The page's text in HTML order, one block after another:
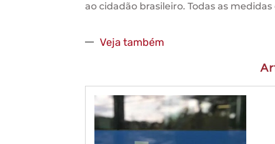
ao cidadão brasileiro. Todas as
Veja também